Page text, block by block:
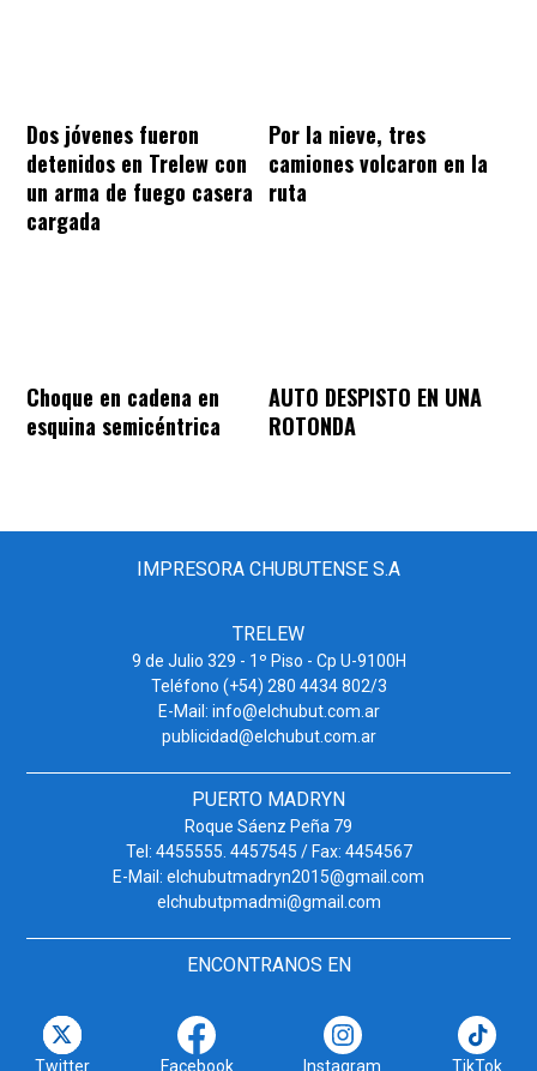
Dos jóvenes fueron
detenidos en Trelew con
un arma de fuego casera
cargada
Por la nieve, tres
camiones volcaron en la
ruta
Choque en cadena en
esquina semicéntrica
AUTO DESPISTO EN UNA
ROTONDA
IMPRESORA CHUBUTENSE S.A
TRELEW
9 de Julio 329 - 1º Piso - Cp U-9100H
Teléfono (+54) 280 4434 802/3
E-Mail: info@elchubut.com.ar
publicidad@elchubut.com.ar
PUERTO MADRYN
Roque Sáenz Peña 79
Tel: 4455555. 4457545 / Fax: 4454567
E-Mail: elchubutmadryn2015@gmail.com
elchubutpmadmi@gmail.com
ENCONTRANOS EN
Twitter Facebook Instagram TikTok